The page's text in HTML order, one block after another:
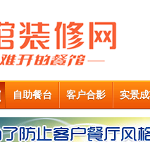
自助餐台 客户合影 实景